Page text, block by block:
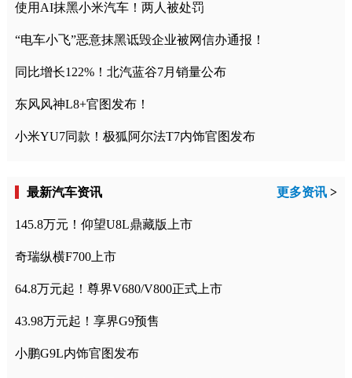
使用AI抹黑小米汽车！两人被处罚
“电车小飞”恶意抹黑诋毁企业被网信办通报！
同比增长122%！北汽蓝谷7月销量公布
东风风神L8+官图发布！
小米YU7同款！极狐阿尔法T7内饰官图发布
最新汽车资讯 更多资讯 >
145.8万元！仰望U8L鼎藏版上市
奇瑞纵横F700上市
64.8万元起！尊界V680/V800正式上市
43.98万元起！享界G9预售
小鹏G9L内饰官图发布